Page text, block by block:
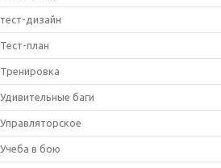
тест-дизайн
Тест-план
Тренировка
Удивительные баги
Управляторское
Учеба в бою